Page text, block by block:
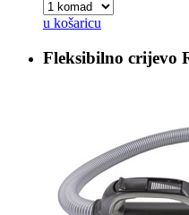
u košaricu
Fleksibilno crijevo